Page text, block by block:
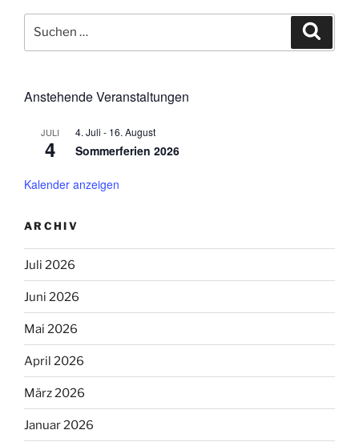
nach:
Anstehende Veranstaltungen
JULI
4
4. Juli - 16. August
Sommerferien 2026
Kalender anzeigen
ARCHIV
Juli 2026
Juni 2026
Mai 2026
April 2026
März 2026
Januar 2026